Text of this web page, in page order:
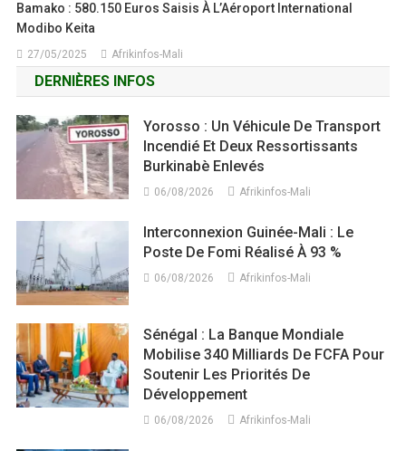
Bamako : 580.150 Euros Saisis À L’Aéroport International
Modibo Keita
27/05/2025 Afrikinfos-Mali
DERNIÈRES INFOS
Yorosso : Un Véhicule De Transport
Incendié Et Deux Ressortissants
Burkinabè Enlevés
06/08/2026 Afrikinfos-Mali
Interconnexion Guinée-Mali : Le
Poste De Fomi Réalisé À 93 %
06/08/2026 Afrikinfos-Mali
Sénégal : La Banque Mondiale
Mobilise 340 Milliards De FCFA Pour
Soutenir Les Priorités De
Développement
06/08/2026 Afrikinfos-Mali